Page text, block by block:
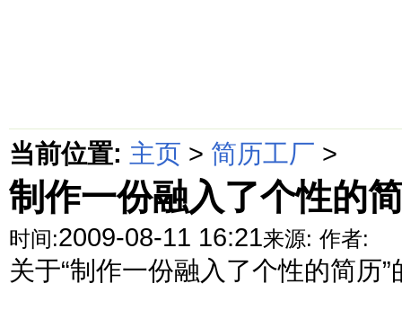
当前位置: 主页 > 简历工厂 >
制作一份融入了个性的
时间:2009-08-11 16:21来源: 作者:
关于“制作一份融入了个性的简历